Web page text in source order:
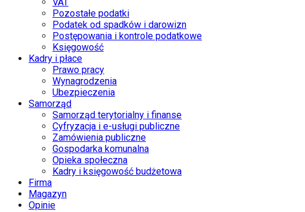
Pozostałe podatki
Podatek od spadków i darowizn
Postępowania i kontrole podatkowe
Księgowość
Kadry i płace
Prawo pracy
Wynagrodzenia
Ubezpieczenia
Samorząd
Samorząd terytorialny i finanse
Cyfryzacja i e-usługi publiczne
Zamówienia publiczne
Gospodarka komunalna
Opieka społeczna
Kadry i księgowość budżetowa
Firma
Magazyn
Opinie